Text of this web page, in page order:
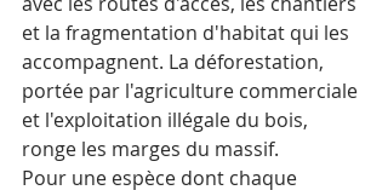
et la fragmentation d'habitat qui les
accompagnent. La déforestation,
portée par l'agriculture commerciale
et l'exploitation illégale du bois,
ronge les marges du massif.
Pour une espèce dont chaque